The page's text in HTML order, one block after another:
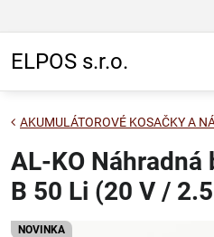
ELPOS s.r.o.
NOVINKA
AKUMULÁTOROVÉ KOSAČKY A
AL-KO Náhradná
B 50 Li (20 V /